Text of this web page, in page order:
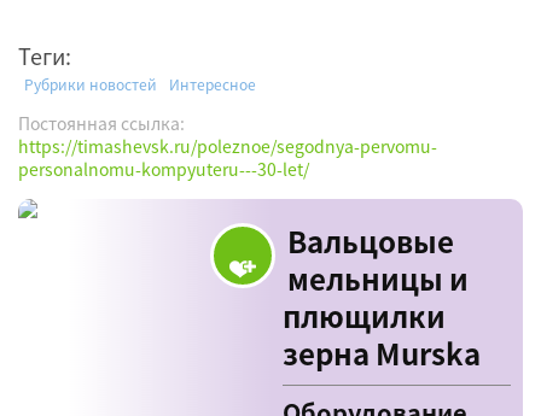
Теги:
Рубрики новостей Интересное
Постоянная ссылка:
https://timashevsk.ru/poleznoe/segodnya-pervomu-
personalnomu-kompyuteru---30-let/
Вальцовые
мельницы и
плющилки
зерна Murska